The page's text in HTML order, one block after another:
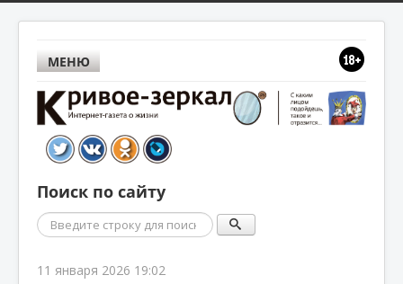
МЕНЮ
Поиск по сайту
Поиск
11 января 2026 19:02